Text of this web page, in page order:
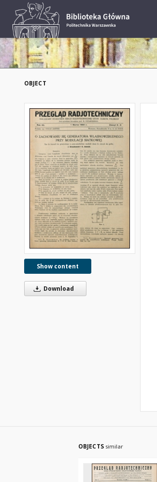
OBJECT
Show content
Download
OBJECTS similar